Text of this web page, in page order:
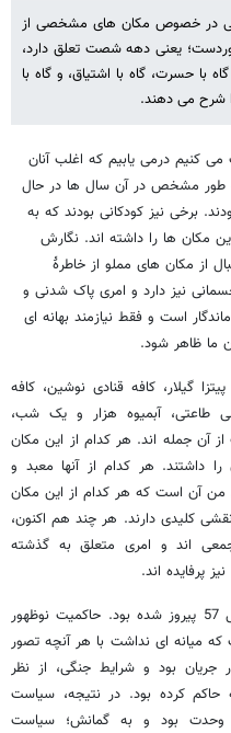
در خصوص مکان های مشخصی از
یعنی دهه شصت تعلق دارد،
با حسرت، گاه با اشتیاق، و گاه با
شرح می دهند.
کنیم درمی یابیم که اغلب آنان
طور مشخص در آن سال ها در حال
برخی نیز کودکانی بودند که به
مکان ها را داشته اند. نگارش
از مکان های مملو از خاطرۀ
نیز دارد و امری پاک شدنی و
است و فقط نیازمند بهانه ای
ما ظاهر شود.
گیلار، کافه قنادی نوشین، کافه
طاعتی، آبمیوه هزار و یک شب،
از آن جمله اند. هر کدام از این مکان
هر کدام از آنها معبد و
من آن است که هر کدام از این مکان
کلیدی دارند. هر چند هم اکنون،
اند و امری متعلق به گذشته
پرفایده اند.
کمی به فضای آن دوران برویم. انقلاب سال 57 پیروز شده بود. حاکمیت نوظهور
ای نداشت با هر آنچه تصور
بود و شرایط جنگی، از نظر
کرده بود. در نتیجه، سیاست
بود و به گمانش؛ سیاست